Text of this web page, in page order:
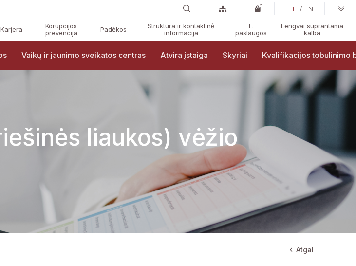
Karjera
Korupcijos
prevencija
Padėkos
Struktūra ir kontaktinė
informacija
E.
paslaugos
Lengvai suprantama
kalba
0 LT EN
Vaikų ir jaunimo sveikatos centras Atvira įstaiga Skyriai Kvalifikacijos tobulinimo
liaukos) vėžio
Atgal